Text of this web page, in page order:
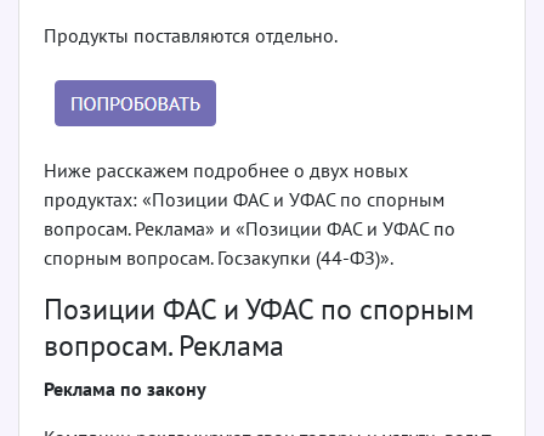
Продукты поставляются отдельно.
Ниже расскажем подробнее о двух новых
продуктах: «Позиции ФАС и УФАС по спорным
вопросам. Реклама» и «Позиции ФАС и УФАС по
спорным вопросам. Госзакупки (44­-ФЗ)».
Позиции ФАС и УФАС по спорным
вопросам. Реклама
Реклама по закону